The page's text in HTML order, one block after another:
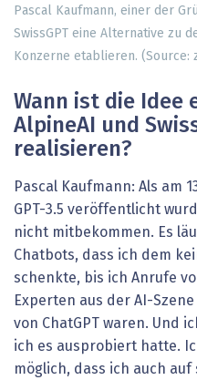
Pascal Kaufmann, einer der
SwissGPT eine Alternative zu
Konzerne etablieren. (Source:
Wann ist die Idee
AlpineAI und
realisieren?
Pascal Kaufmann: Als am
GPT-3.5 veröffentlicht
nicht mitbekommen. Es
Chatbots, dass ich dem
schenkte, bis ich Anrufe
Experten aus der AI-
von ChatGPT waren. Und
ich es ausprobiert hatte.
möglich, dass ich auch